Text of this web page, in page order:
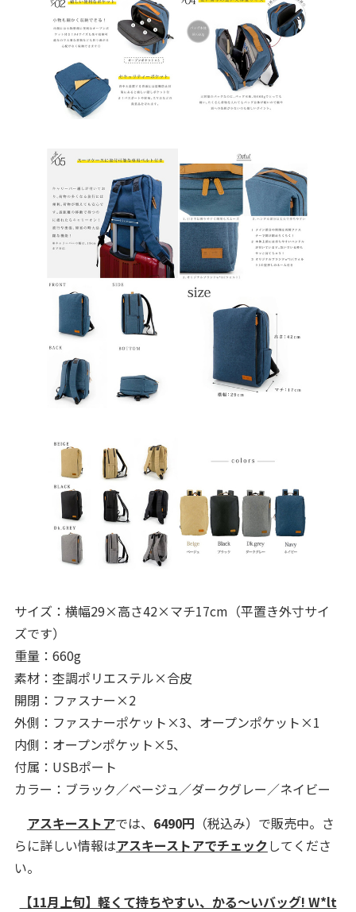
サイズ：横幅29×高さ42×マチ17cm（平置き外寸サイ
ズです）
重量：660g
素材：杢調ポリエステル×合皮
開閉：ファスナー×2
外側：ファスナーポケット×3、オープンポケット×1
内側：オープンポケット×5、
付属：USBポート
カラー：ブラック／ベージュ／ダークグレー／ネイビー
アスキーストアでは、 6490円 （税込み）で販売中。さ
らに詳しい情報はアスキーストアでチェックしてくださ
い。
【11月上旬】軽くて持ちやすい、かる～いバッグ! W*lt